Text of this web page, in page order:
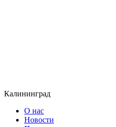
Калининград
О нас
Новости